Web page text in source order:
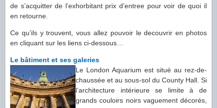
de s’acquitter de l’exhorbitant prix d’entree pour voir de quoi il
en retourne.
Ce qu’ils y trouvent, vous allez pouvoir le decouvrir en photos
en cliquant sur les liens ci-dessous…
Le bâtiment et ses galeries
Le London Aquarium est situé au rez-de-
chaussée et au sous-sol du County Hall. Si
l’architecture intérieure se limite à de
grands couloirs noirs vaguement décorés,